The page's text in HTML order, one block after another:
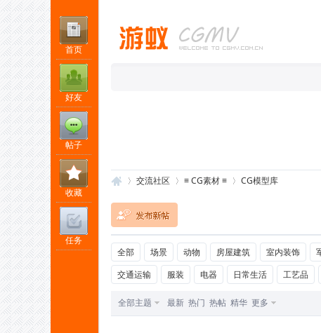
首页
好友
帖子
收藏
任务 游 »
交流社区
›
≡ CG素材 ≡
›
CG模型库
全部 场景 动物 房屋建筑 室内装饰
交通运输
服装 电器 日常生活 工艺品
全部主题 最新 热门 热帖 精华 更多